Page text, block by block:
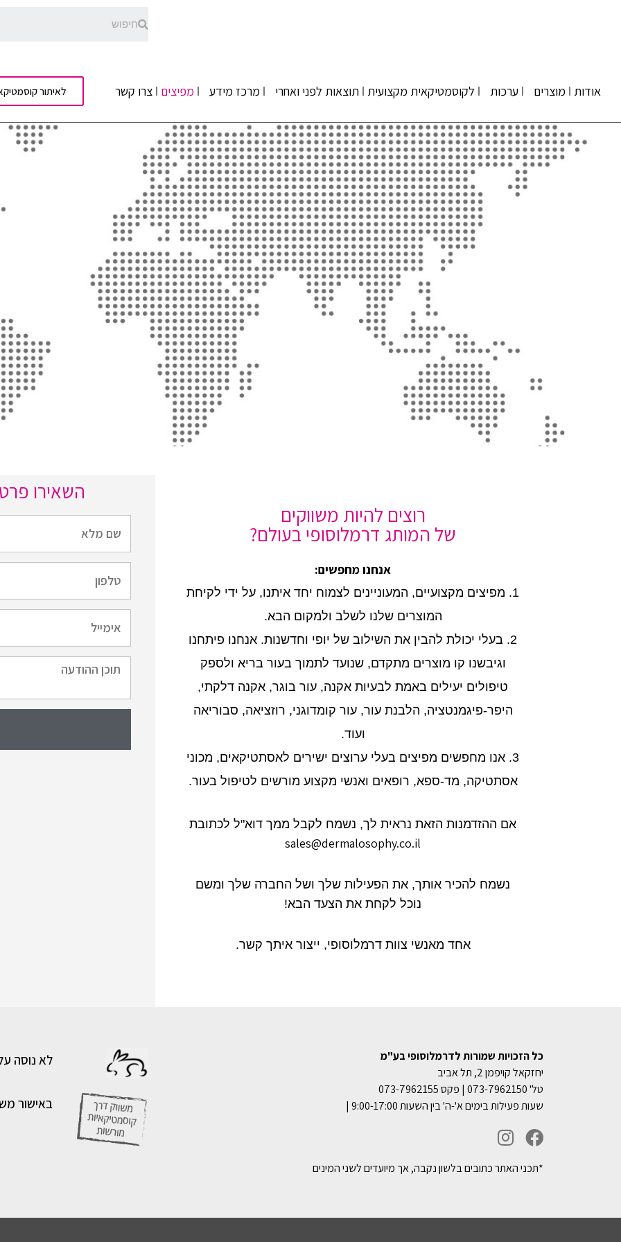
אודות מוצרים ערכות לקוסמטיקאית מקצועית תוצאות לפני ואחרי מרכז מידע מפיצים צרו קשר לאיתור
רוצים להיות משווקים
של המותג דרמלוסופי בעולם?
אנחנו מחפשים:
1. מפיצים מקצועיים, המעוניינים לצמוח יחד איתנו, על ידי לקיחת
המוצרים שלנו לשלב ולמקום הבא.
2. בעלי יכולת להבין את השילוב של יופי וחדשנות. אנחנו פיתחנו
וגיבשנו קו מוצרים מתקדם, שנועד לתמוך בעור בריא ולספק
טיפולים יעילים באמת לבעיות אקנה, עור בוגר, אקנה דלקתי,
היפר-פיגמנטציה, הלבנת עור, עור קומדוגני, רוזציאה, סבוריאה
ועוד.
3. אנו מחפשים מפיצים בעלי ערוצים ישירים לאסתטיקאים, מכוני
אסתטיקה, מד-ספא, רופאים ואנשי מקצוע מורשים לטיפול בעור.
אם ההזדמנות הזאת נראית לך, נשמח לקבל ממך דוא"ל לכתובת
sales@dermalosophy.co.il
נשמח להכיר אותך, את הפעילות שלך ושל החברה שלך ומשם
נוכל לקחת את הצעד הבא!
אחד מאנשי צוות דרמלוסופי, ייצור איתך קשר.
השאירו
כל הזכויות שמורות לדרמלוסופי בע"מ
יחזקאל קויפמן 2, תל אביב
טל' 073-7962150 | פקס 073-7962155
שעות פעילות בימים א'-ה' בין השעות 9:00-17:00 |
*תכני האתר כתובים בלשון נקבה, אך מיועדים לשני המינים
לא נוסה
באישור